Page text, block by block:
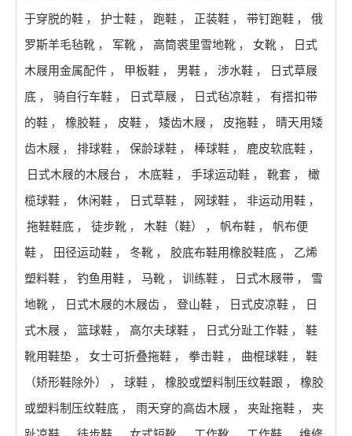
于穿脱的鞋 ， 护士鞋 ， 跑鞋 ， 正装鞋 ， 带钉跑鞋 ，
俄
罗斯羊毛毡靴 ， 军靴 ， 高筒裘里雪地靴 ， 女靴 ，
日式
木屐用金属配件 ， 甲板鞋 ， 男鞋 ， 涉水鞋 ，
日式草屐
底 ， 骑自行车鞋 ， 日式草屐 ， 日式毡凉鞋 ，
有搭扣带
的鞋 ， 橡胶鞋 ， 皮鞋 ， 矮齿木屐 ， 皮拖鞋 ，
晴天用矮
齿木屐 ， 排球鞋 ， 保龄球鞋 ， 棒球鞋 ， 鹿皮软底鞋 ，
日式木屐的木屐台 ， 木底鞋 ， 手球运动鞋 ， 靴套 ，
橄
榄球鞋 ， 休闲鞋 ， 日式草鞋 ， 网球鞋 ， 非运动用鞋 ，
拖鞋鞋底 ， 徒步靴 ， 木鞋（鞋） ， 帆布鞋 ，
帆布便
鞋 ， 田径运动鞋 ， 冬靴 ， 胶底布鞋用橡胶鞋底 ，
乙烯
塑料鞋 ， 钓鱼用鞋 ， 马靴 ， 训练鞋 ， 日式木屐带 ，
雪
地靴 ， 日式木屐的木屐齿 ， 登山鞋 ， 日式皮凉鞋 ，
日
式木屐 ， 篮球鞋 ， 高尔夫球鞋 ， 日式分趾工作鞋 ，
鞋
靴用鞋垫 ， 女士可折叠拖鞋 ， 拳击鞋 ， 曲棍球鞋 ，
鞋
（矫形鞋除外）
， 球鞋 ， 橡胶或塑料制压纹鞋跟 ，
橡胶
或塑料制压纹鞋底 ， 雨天穿的高齿木屐 ， 夹趾拖鞋 ，
夹